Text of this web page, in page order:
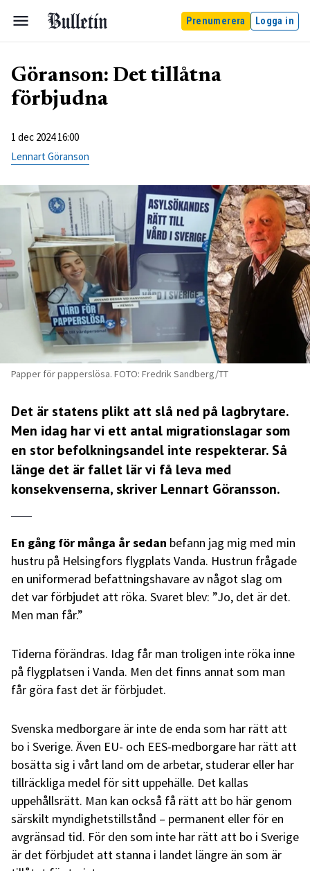
Prenumerera Logga in
Göranson: Det tillåtna
förbjudna
1 dec 2024 16:00
Lennart Göranson
Papper för papperslösa. FOTO: Fredrik Sandberg/TT
Det är statens plikt att slå ned på lagbrytare.
Men idag har vi ett antal migrationslagar som
en stor befolkningsandel inte respekterar. Så
länge det är fallet lär vi få leva med
konsekvenserna, skriver Lennart Göransson.
En gång för många år sedan befann jag mig med min
hustru på Helsingfors flygplats Vanda. Hustrun frågade
en uniformerad befattningshavare av något slag om
det var förbjudet att röka. Svaret blev: ”Jo, det är det.
Men man får.”
Tiderna förändras. Idag får man troligen inte röka inne
på flygplatsen i Vanda. Men det finns annat som man
får göra fast det är förbjudet.
Svenska medborgare är inte de enda som har rätt att
bo i Sverige. Även EU- och EES-medborgare har rätt att
bosätta sig i vårt land om de arbetar, studerar eller har
tillräckliga medel för sitt uppehälle. Det kallas
uppehållsrätt. Man kan också få rätt att bo här genom
särskilt myndighetstillstånd – permanent eller för en
avgränsad tid. För den som inte har rätt att bo i Sverige
är det förbjudet att stanna i landet längre än som är